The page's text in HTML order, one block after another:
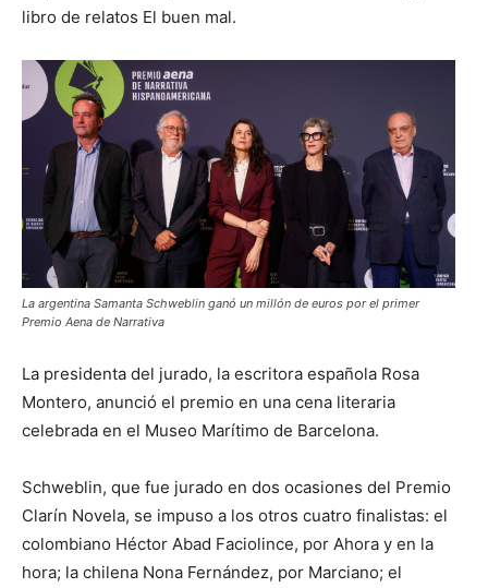
libro de relatos El buen mal.
La argentina Samanta Schweblin ganó un millón de euros por el primer
Premio Aena de Narrativa
La presidenta del jurado, la escritora española Rosa
Montero, anunció el premio en una cena literaria
celebrada en el Museo Marítimo de Barcelona.
Schweblin, que fue jurado en dos ocasiones del Premio
Clarín Novela, se impuso a los otros cuatro finalistas: el
colombiano Héctor Abad Faciolince, por Ahora y en la
hora; la chilena Nona Fernández, por Marciano; el